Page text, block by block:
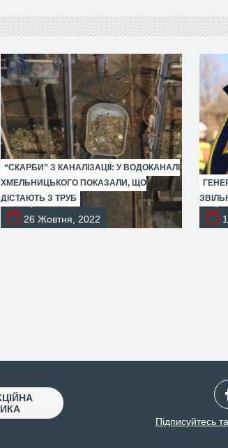
“СКАРБИ” З КАНАЛІЗАЦІЇ: У ВОДОКАНАЛІ
ХМЕЛЬНИЦЬКОГО ПОКАЗАЛИ, ЩО
ДІСТАЮТЬ З ТРУБ
26 Жовтня, 2022
Підписуйтесь